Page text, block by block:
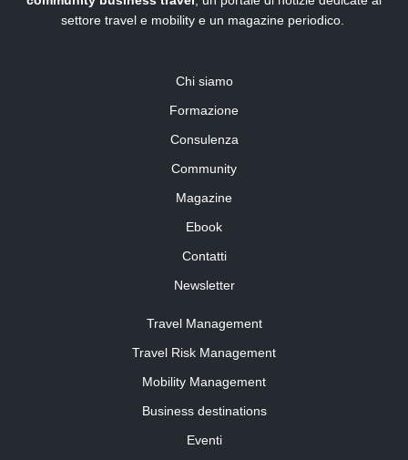
settore travel e mobility e un magazine periodico.
Chi siamo
Formazione
Consulenza
Community
Magazine
Ebook
Contatti
Newsletter
Travel Management
Travel Risk Management
Mobility Management
Business destinations
Eventi